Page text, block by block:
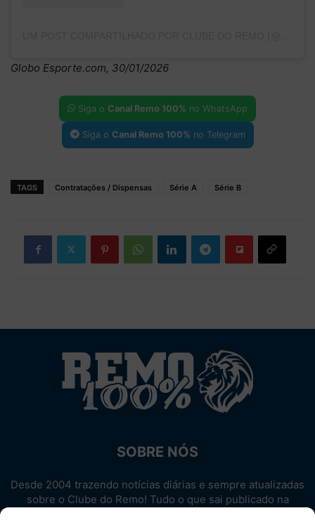
Globo Esporte.com, 30/01/2026
Siga o Canal Remo 100% no WhatsApp
Siga o Canal Remo 100% no Telegram
TAGS Contratações / Dispensas Série A Série B
SOBRE NÓS
Desde 2004 trazendo notícias diárias e sempre atualizadas
sobre o Clube do Remo! Tudo o que sai publicado na